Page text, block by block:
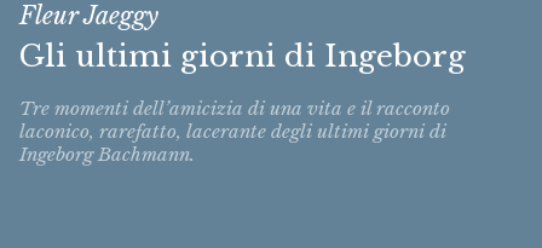
Fleur Jaeggy
Gli ultimi giorni di Ingeborg
Tre momenti dell’amicizia di una vita e il racconto
laconico, rarefatto, lacerante degli ultimi giorni di
Ingeborg Bachmann.